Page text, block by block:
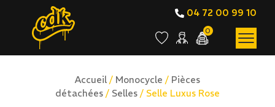
04 72 00 99 10
0
Accueil / Monocycle / Pièces
détachées / Selles / Selle Luxus Rose